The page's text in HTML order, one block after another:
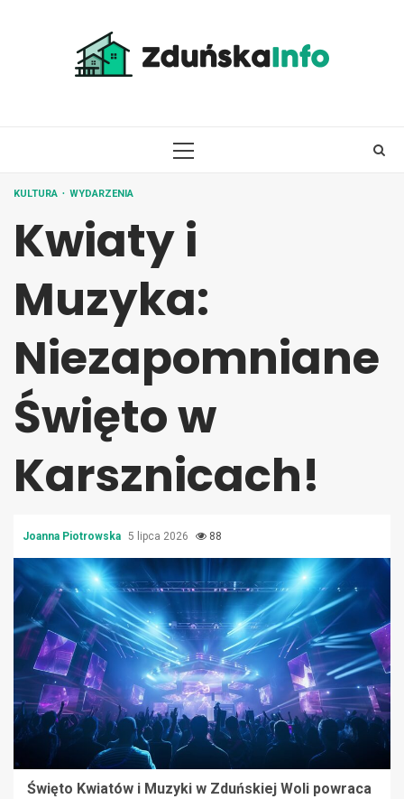
PRIMARY
KULTURA WYDARZENIA
Kwiaty i
Muzyka:
Niezapomniane
Święto w
Karsznicach!
Joanna Piotrowska 5 lipca 2026 88
Święto Kwiatów i Muzyki w Zduńskiej Woli powraca